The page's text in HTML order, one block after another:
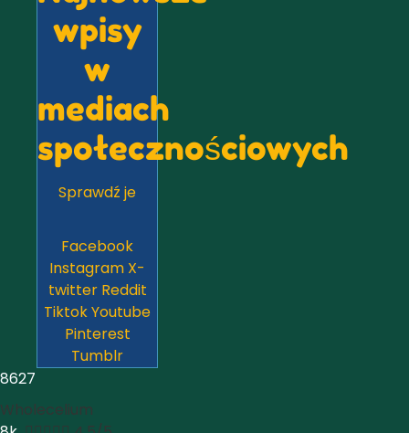
wpisy
w
mediach
społecznościowych
Sprawdź je
Facebook
Instagram X-
twitter Reddit
TiktokYoutube
Pinterest
Tumblr
8627
Wholecelium